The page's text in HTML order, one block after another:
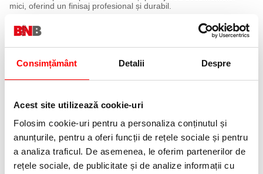
Consimțământ Detalii Despre
Acest site utilizează cookie-uri
Folosim cookie-uri pentru a personaliza conținutul și
anunțurile, pentru a oferi funcții de rețele sociale și pentru
a analiza traficul. De asemenea, le oferim partenerilor de
rețele sociale, de publicitate și de analize informații cu
mici, oferind un finisaj profesional și durabil.
Caracteristici:
Folie GBC pentru laminare la cald, tip card, 60x90 mm, 2x125
7 dimensiuni populare disponibile, potrivite pentru permise, cărți
Adeziv de polietilenă – ideal pentru laminarea pozelor, reducând
Disponibile cu sau fără fantă – ideale pentru adăugarea de clame
O varietate de combinații pentru nevoi diverse
Specificații: